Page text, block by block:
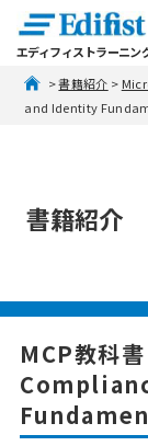
エディフィストラーニン
> 書籍紹介 >
and Identity
書籍紹介
MCP教科